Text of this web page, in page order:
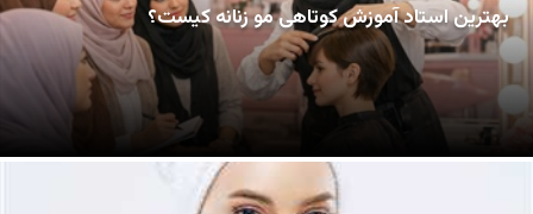
بهترین استاد آموزش کوتاهی مو زنانه کیست؟